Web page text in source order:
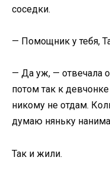
соседки.
— Помощник у тебя,
— Да уж, — отвечала
потом так к
никому не отдам.
думаю няньку
Так и жили.